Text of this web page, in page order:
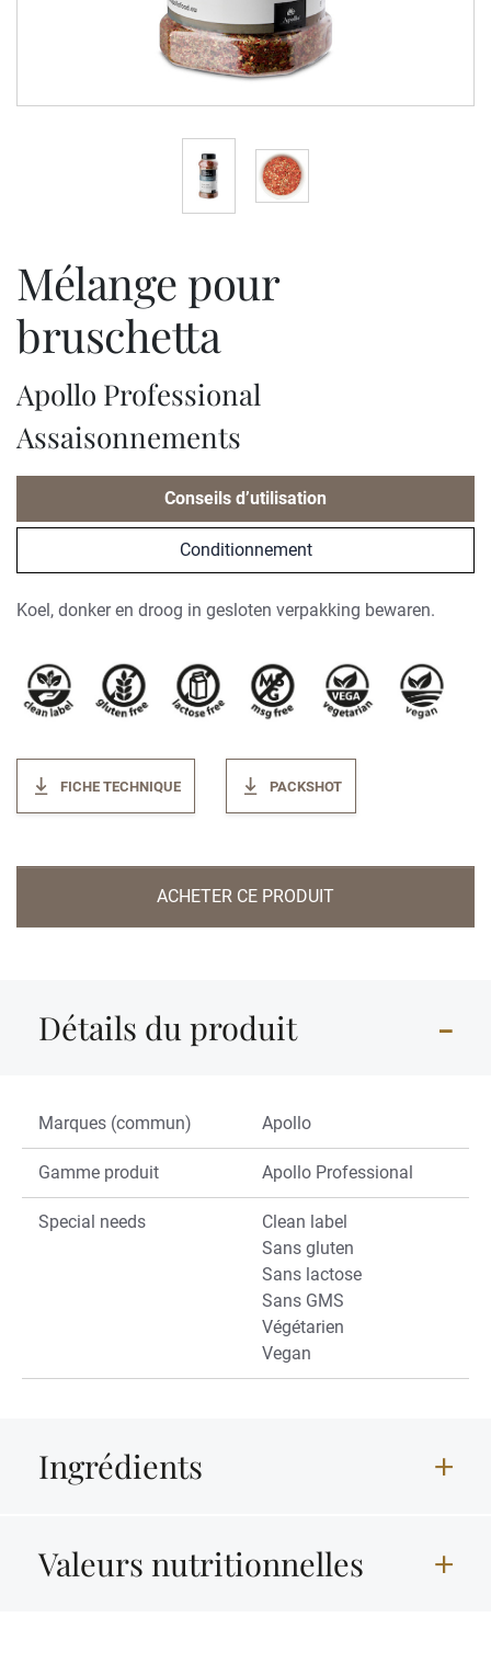
mélange pour
bruschetta
Apollo Professional
Assaisonnements
Conseils d’utilisation
Conditionnement
Koel, donker en droog in gesloten verpakking bewaren.
FICHE TECHNIQUE PACKSHOT
ACHETER CE PRODUIT
Détails du produit
Marques (commun) Apollo
Gamme produit Apollo Professional
Special needs
Clean label
Sans gluten
Sans lactose
Sans GMS
Végétarien
Vegan
Ingrédients
Valeurs nutritionnelles